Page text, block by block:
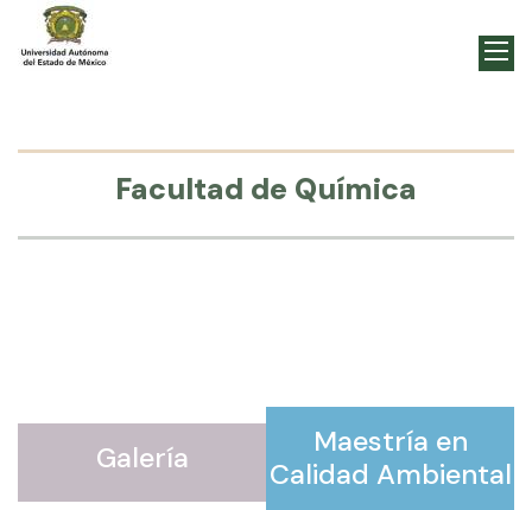
Facultad de Química
Galería
Maestría en
Calidad Ambiental